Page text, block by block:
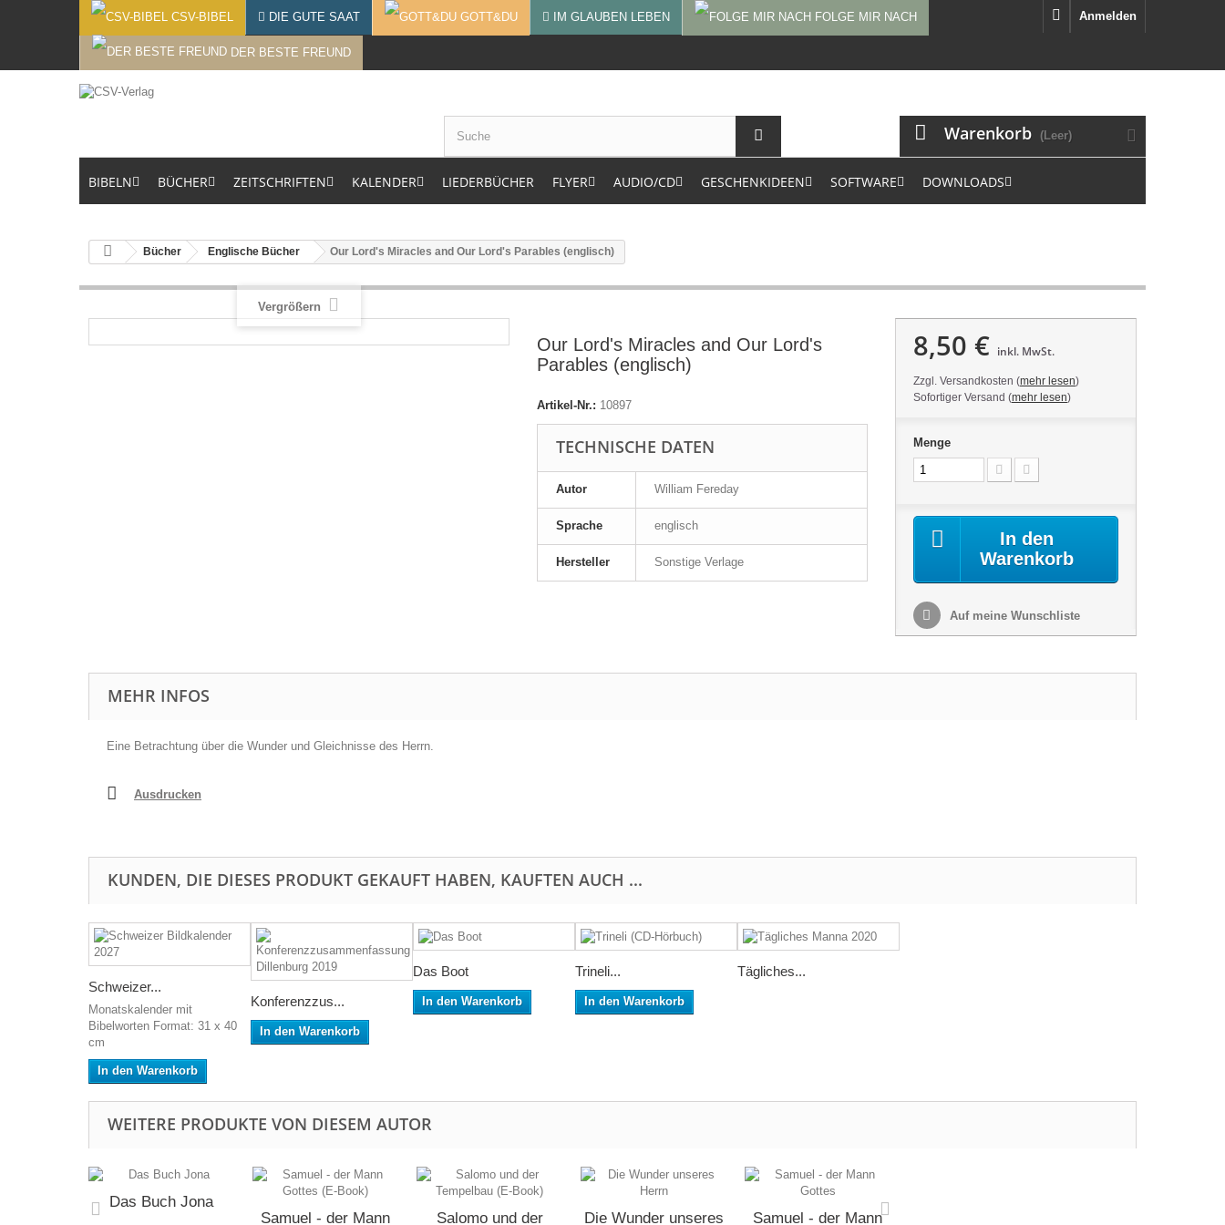
Anmelden
CSV-BIBEL DIE GUTE SAAT GOTT&DU IM GLAUBEN LEBEN FOLGE MIR NACH
DER BESTE FREUND
Warenkorb (Leer)
BIBELN BÜCHER ZEITSCHRIFTEN KALENDER LIEDERBÜCHER FLYER AUDIO/CD GESCHENKIDEEN SOFTWARE DOWNLOADS
Bücher Englische Bücher Our Lord's Miracles and Our Lord's Parables (englisch)
Vergrößern
Our Lord's Miracles and Our Lord's
Parables (englisch)
Artikel-Nr.: 10897
TECHNISCHE DATEN
Autor William Fereday
Sprache englisch
Hersteller Sonstige Verlage
8,50 € inkl. MwSt.
Zzgl. Versandkosten (mehr lesen)
Sofortiger Versand (mehr lesen)
Menge
In den
Warenkorb
Auf meine Wunschliste
MEHR INFOS
Eine Betrachtung über die Wunder und Gleichnisse des Herrn.
Ausdrucken
KUNDEN, DIE DIESES PRODUKT GEKAUFT HABEN, KAUFTEN AUCH ...
Schweizer...
Monatskalender mit
Bibelworten Format: 31 x 40
cm
In den Warenkorb
Konferenzzus...
In den Warenkorb
Das Boot
In den Warenkorb
Trineli...
In den Warenkorb
Tägliches...
WEITERE PRODUKTE VON DIESEM AUTOR
Das Buch Jona
Samuel - der Mann
Salomo und der
Die Wunder unseres
Samuel - der Mann